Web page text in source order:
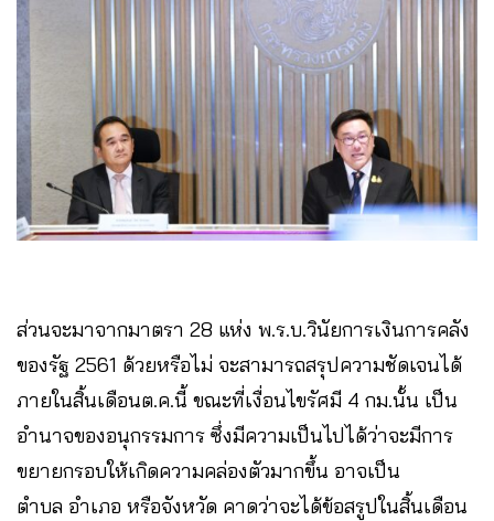
ส่วนจะมาจากมาตรา 28 แห่ง พ.ร.บ.วินัยการเงินการคลัง
ของรัฐ 2561 ด้วยหรือไม่ จะสามารถสรุปความชัดเจนได้
ภายในสิ้นเดือนต.ค.นี้ ขณะที่เงื่อนไขรัศมี 4 กม.นั้น เป็น
อำนาจของอนุกรรมการ ซึ่งมีความเป็นไปได้ว่าจะมีการ
ขยายกรอบให้เกิดความคล่องตัวมากขึ้น อาจเป็น
ตำบล อำเภอ หรือจังหวัด คาดว่าจะได้ข้อสรูปในสิ้นเดือน